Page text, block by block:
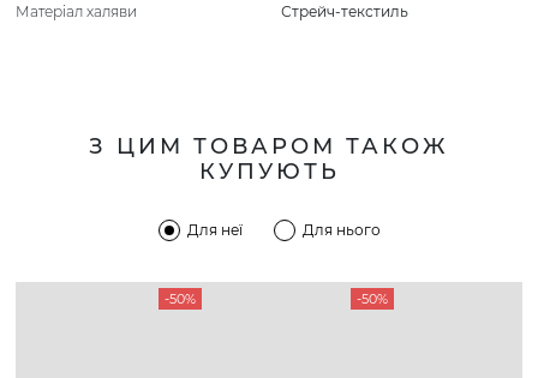
Матеріал халяви
Стрейч-текстиль
З ЦИМ ТОВАРОМ ТАКОЖ
КУПУЮТЬ
Для неї Для нього
-50% -50%